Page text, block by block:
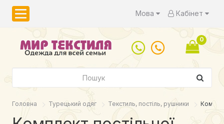
Мова Кабінет
0
Головна Турецький одяг Текстиль, постіль, рушники